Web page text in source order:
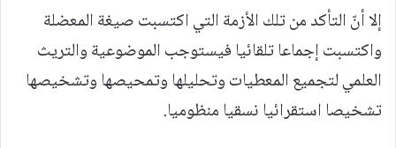
إلا أنّ التأكد من تلك الأزمة التي اكتسبت صيغة المعضلة
واكتسبت إجماعا تلقائيا فيستوجب الموضوعية والتريث
العلمي لتجميع المعطيات وتحليلها وتمحيصها وتشخيصها
تشخيصا استقرائيا نسقيا منظوميا.